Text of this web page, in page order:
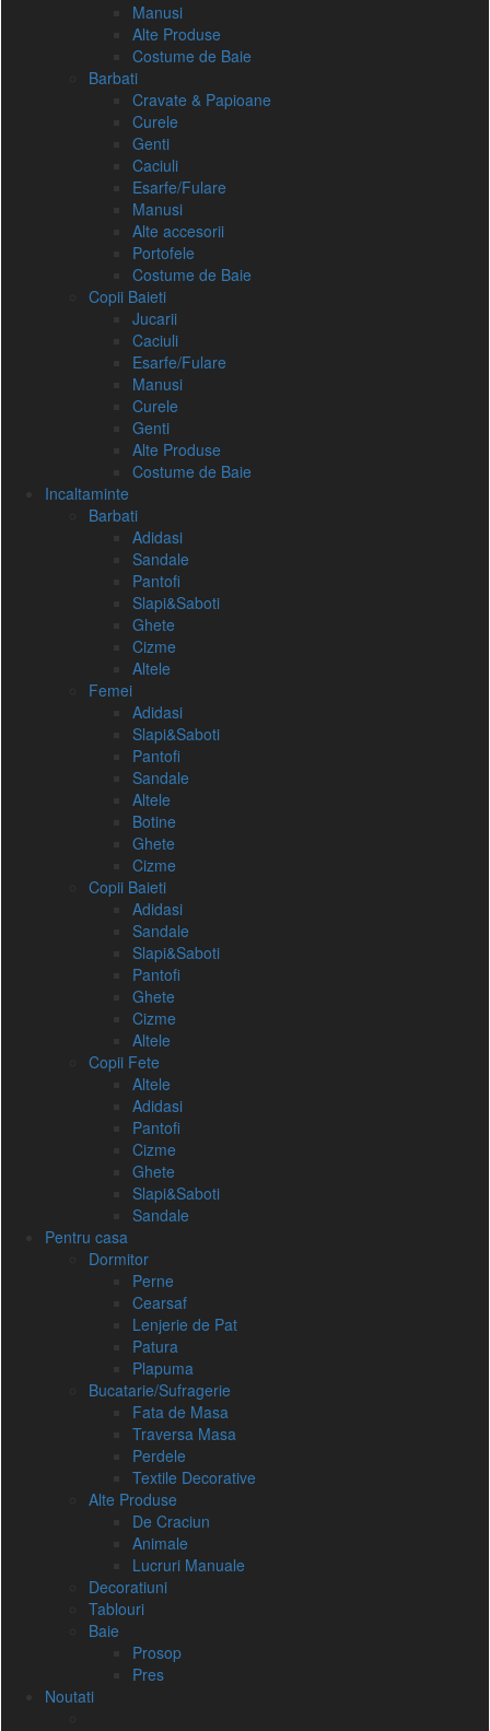
Manusi
Alte Produse
Costume de Baie
Barbati
Cravate & Papioane
Curele
Genti
Caciuli
Esarfe/Fulare
Manusi
Alte accesorii
Portofele
Costume de Baie
Copii Baieti
Jucarii
Caciuli
Esarfe/Fulare
Manusi
Curele
Genti
Alte Produse
Costume de Baie
Incaltaminte
Barbati
Adidasi
Sandale
Pantofi
Slapi&Saboti
Ghete
Cizme
Altele
Femei
Adidasi
Slapi&Saboti
Pantofi
Sandale
Altele
Botine
Ghete
Cizme
Copii Baieti
Adidasi
Sandale
Slapi&Saboti
Pantofi
Ghete
Cizme
Altele
Copii Fete
Altele
Adidasi
Pantofi
Cizme
Ghete
Slapi&Saboti
Sandale
Pentru casa
Dormitor
Perne
Cearsaf
Lenjerie de Pat
Patura
Plapuma
Bucatarie/Sufragerie
Fata de Masa
Traversa Masa
Perdele
Textile Decorative
Alte Produse
De Craciun
Animale
Lucruri Manuale
Decoratiuni
Tablouri
Baie
Prosop
Pres
Noutati